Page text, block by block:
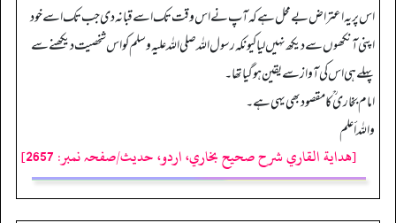
اس پر یہ اعتراض بے محل ہے کہ آپ نے اس وقت تک اسے قبا نہ دی جب تک اسے خود
اپنی آنکھوں سے دیکھ نہیں لیا کیونکہ رسول اللہ صلی اللہ علیہ وسلم کو اس شخصیت دیکھنے سے
پہلے ہی اس کی آواز سے یقین ہو گیا تھا۔
امام بخاری ؒ کا مقصود بھی یہی ہے۔
واللہ أعلم
[هداية القاري شرح صحيح بخاري، اردو، حدیث/صفحہ نمبر: 2657]